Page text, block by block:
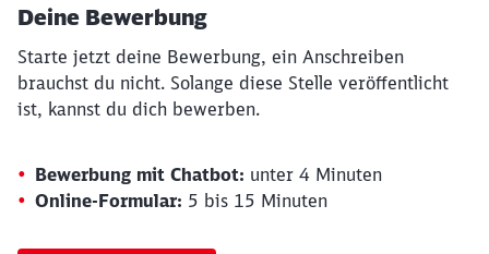
Deine Bewerbung
Starte jetzt deine Bewerbung, ein Anschreiben
brauchst du nicht. Solange diese Stelle veröffentlicht
ist, kannst du dich bewerben.
Bewerbung mit Chatbot: unter 4 Minuten
Online-Formular: 5 bis 15 Minuten